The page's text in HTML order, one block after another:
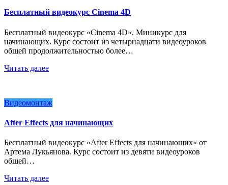
Бесплатный видеокурс Cinema 4D
Бесплатный видеокурс «Cinema 4D». Миникурс для
начинающих. Курс состоит из четырнадцати видеоуроков
общей продолжительностью более…
Читать далее
Видеомонтаж
After Effects для начинающих
Бесплатный видеокурс «After Effects для начинающих» от
Артема Лукьянова. Курс состоит из девяти видеоуроков
общей…
Читать далее